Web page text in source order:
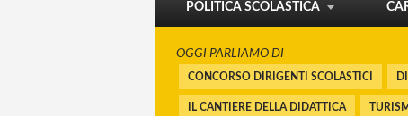
POLITICA SCOLASTICA
OGGI PARLIAMO DI
CONCORSO DIRIGENTI SCOLASTICI
IL CANTIERE DELLA DIDATTICA